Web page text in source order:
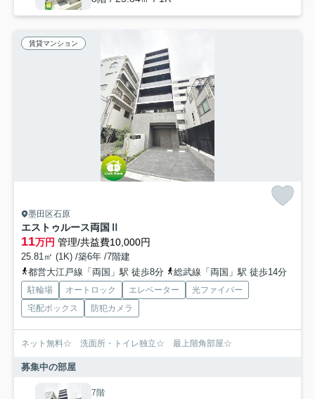
賃貸マンション
墨田区石原
エストゥルース両国Ⅱ
11万円 管理/共益費10,000円
25.81㎡ (1K) /築6年 /7階建
都営大江戸線「両国」駅 徒歩8分
総武線「両国」駅 徒歩14分
駐輪場 オートロック エレベーター
光ファイバー
宅配ボックス
防犯カメラ
ネット無料☆ 洗面所・トイレ独立☆ 最上階角部屋☆
募集中の部屋
7階